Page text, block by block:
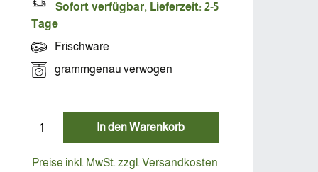
Sofort verfügbar, Lieferzeit: 2-5
Tage
Frischware
grammgenau verwogen
In den Warenkorb
Preise inkl. MwSt. zzgl. Versandkosten